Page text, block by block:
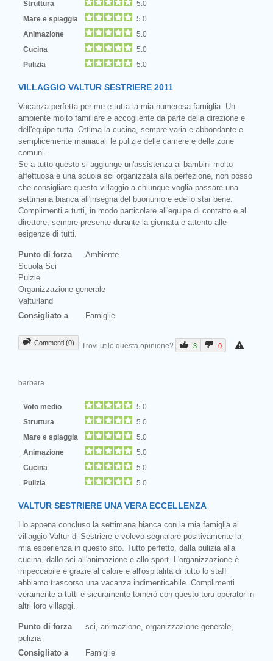
Struttura
5.0
Mare e spiaggia
5.0
Animazione
5.0
Cucina
5.0
Pulizia
5.0
VILLAGGIO VALTUR SESTRIERE 2011
Vacanza perfetta per me e tutta la mia numerosa famiglia. Un
ambiente molto familiare e accogliente da parte della direzione e
dell'equipe tutta. Ottima la cucina, sempre varia e abbondante e
semplicemente maniacali le pulizie delle camere e delle zone
comuni.
Se a tutto questo si aggiunge un'assistenza ai bambini molto
affettuosa e una scuola sci organizzata alla perfezione, non posso
che consigliare questo villaggio a chiunque voglia passare una
settimana bianca all'insegna del buonumore edello star bene.
Complimenti a tutti, in modo particolare all'equipe di contatto e al
direttore, sempre presente durante la giornata e attento alle
esigenze di tutti.
Punto di forza
Ambiente
Scuola Sci
Puizie
Organizzazione generale
Valturland
Consigliato a
Famiglie
Commenti (0) Trovi utile questa opinione? 3 0
barbara
Voto medio
5.0
Struttura
5.0
Mare e spiaggia
5.0
Animazione
5.0
Cucina
5.0
Pulizia
5.0
VALTUR SESTRIERE UNA VERA ECCELLENZA
Ho appena concluso la settimana bianca con la mia famiglia al
villaggio Valtur di Sestriere e volevo segnalare positivamente la
mia esperienza in questo sito. Tutto perfetto, dalla pulizia alla
cucina, dallo sci all'animazione e allo sport. L'organizzazione è
impeccabile e grazie al calore e all'ospitalità di tutto lo staff
abbiamo trascorso una vacanza indimenticabile. Complimenti
veramente a tutti e sicuramente tornerò con questo toru operator in
altri loro villaggi.
Punto di forza
sci, animazione, organizzazione generale,
pulizia
Consigliato a
Famiglie